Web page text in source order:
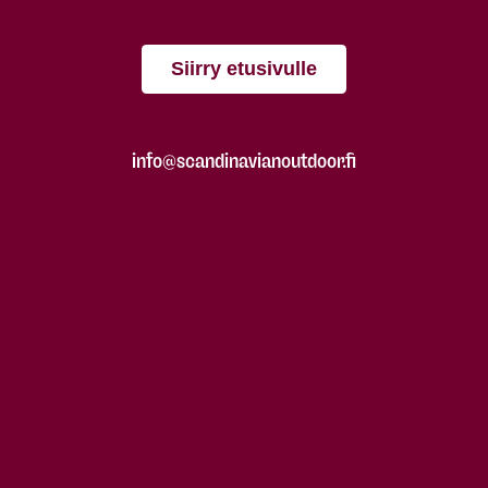
Siirry etusivulle
info@scandinavianoutdoor.fi